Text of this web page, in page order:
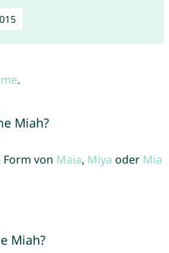
.
Miah?
von Maia, Miya oder Mia
Miah?